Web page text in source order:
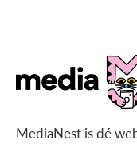
MediaNest is dé